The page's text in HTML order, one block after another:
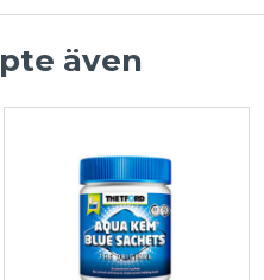
även